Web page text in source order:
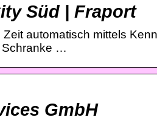
Süd | Fraport
automatisch mittels
Schranke …
GmbH